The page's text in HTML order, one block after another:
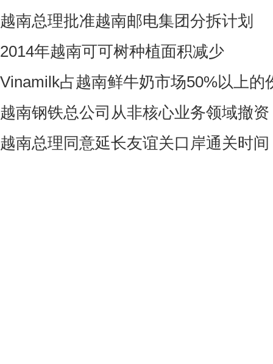
越南总理批准越南邮电集团分拆计划
2014年越南可可树种植面积减少
Vinamilk占越南鲜牛奶市场50%以上的
越南钢铁总公司从非核心业务领域撤资
越南总理同意延长友谊关口岸通关时间